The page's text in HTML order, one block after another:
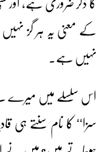
کے معنی یہ ہر گز
نہیں ہے۔
اس سلسلے میں میرے
سزا‘‘ کا نام سنتے ہی